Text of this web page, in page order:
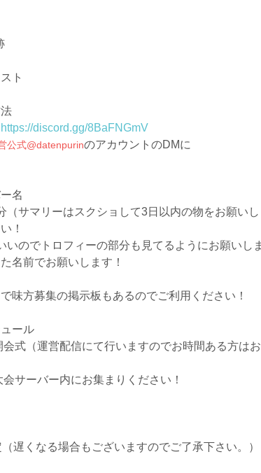
ト
https://discord.gg/8BaFNGmV
公式@datenpurinのアカウントのDMに
名
（サマリーはスクショして3日以内の物をお願いし
！
いのでトロフィーの部分も見てるようにお願いし
名前でお願いします！
味方募集の掲示板もあるのでご利用ください！
ール
式（運営配信にて行いますのでお時間ある方はお
サーバー内にお集まりください！
遅くなる場合もございますのでご了承下さい。）